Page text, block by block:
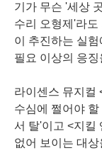
기가 무슨 '세상
수리 오형제'라도
이 추진하는 실
필요 이상의 응
라이센스 뮤지컬
수심에 쩔어야
서 탈'이고 <지킬
없어 보이는 대